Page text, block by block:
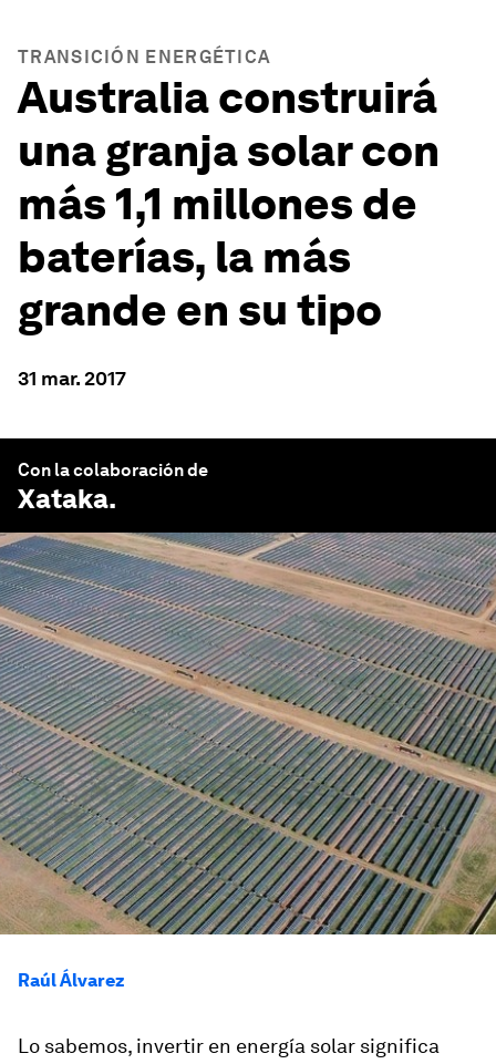
TRANSICIÓN ENERGÉTICA
Australia construirá
una granja solar con
más 1,1 millones de
baterías, la más
grande en su tipo
31 mar. 2017
Con la colaboración de
Xataka.
Raúl Álvarez
Lo sabemos, invertir en energía solar significa